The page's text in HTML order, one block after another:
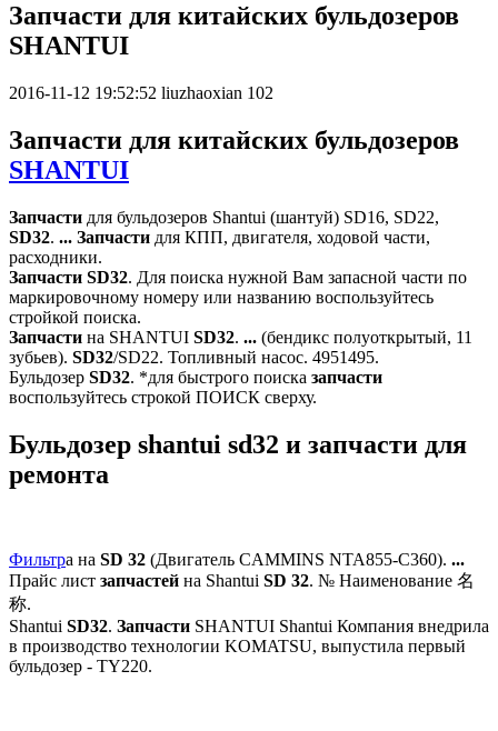
Запчасти для китайских бульдозеров
SHANTUI
2016-11-12 19:52:52 liuzhaoxian 102
Запчасти для китайских бульдозеров
SHANTUI
Запчасти для бульдозеров Shantui (шантуй) SD16, SD22,
SD32. ... Запчасти для КПП, двигателя, ходовой части,
расходники.
Запчасти SD32. Для поиска нужной Вам запасной части по
маркировочному номеру или названию воспользуйтесь
стройкой поиска.
Запчасти на SHANTUI SD32. ... (бендикс полуоткрытый, 11
зубьев). SD32/SD22. Топливный насос. 4951495.
Бульдозер SD32. *для быстрого поиска запчасти
воспользуйтесь строкой ПОИСК сверху.
Бульдозер shantui sd32 и запчасти для
ремонта
Фильтра на SD 32 (Двигатель CAMMINS NTA855-C360). ...
Прайс лист запчастей на Shantui SD 32. № Наименование 名
称.
Shantui SD32. Запчасти SHANTUI Shantui Компания внедрила
в производство технологии KOMATSU, выпустила первый
бульдозер - TY220.